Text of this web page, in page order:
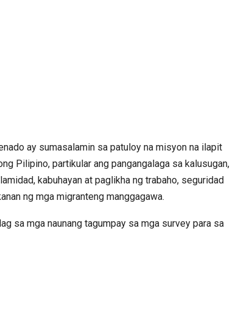
ay sumasalamin sa patuloy na misyon na ilapit
Pilipino, partikular ang pangangalaga sa kalusugan,
kabuhayan at paglikha ng trabaho, seguridad
ng mga migranteng manggagawa.
sa mga naunang tagumpay sa mga survey para sa